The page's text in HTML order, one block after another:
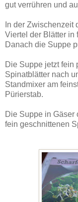
gut verrühren und
In der Zwischenzeit
Viertel der Blätter in
Danach die Suppe
Die Suppe jetzt fein
Spinatblätter nach
Standmixer am
Pürierstab.
Die Suppe in Gäser
fein geschnittenen